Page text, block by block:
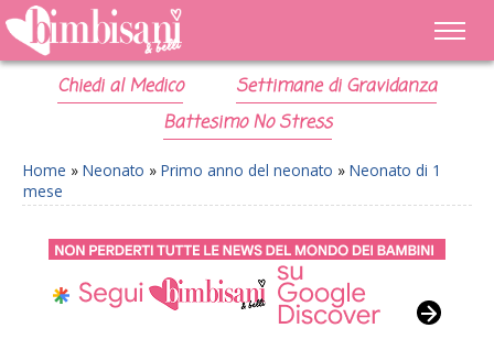
Chiedi al Medico
Settimane di Gravidanza
Battesimo No Stress
Home » Neonato » Primo anno del neonato » Neonato di 1
mese